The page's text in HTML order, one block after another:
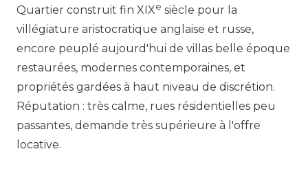
Quartier construit fin XIXe siècle pour la
villégiature aristocratique anglaise et russe,
encore peuplé aujourd'hui de villas belle époque
restaurées, modernes contemporaines, et
propriétés gardées à haut niveau de discrétion.
Réputation : très calme, rues résidentielles peu
passantes, demande très supérieure à l'offre
locative.